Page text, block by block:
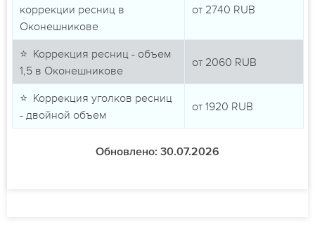
коррекции ресниц в
Оконешникове
от 2740 RUB
⭐ Коррекция ресниц - объем
1,5 в Оконешникове
от 2060 RUB
⭐ Коррекция уголков ресниц
- двойной объем
от 1920 RUB
Обновлено: 30.07.2026